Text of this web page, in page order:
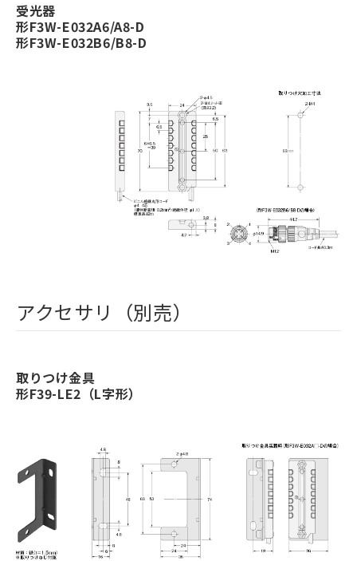
受光器
形F3W-E032A6/A8-D
形F3W-E032B6/B8-D
アクセサリ（別売）
取りつけ金具
形F39-LE2（L字形）